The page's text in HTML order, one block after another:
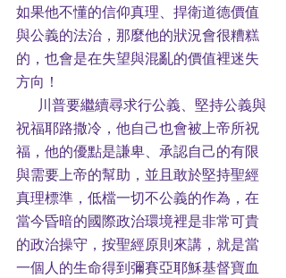
如果他不懂的信仰真理、捍衛道德價值
與公義的法治，那麼他的狀況會很糟糕
的，也會是在失望與混亂的價值裡迷失
方向！
祝福耶路撒冷，他自己也會被上帝所祝
福，他的優點是謙卑、承認自己的有限
與需要上帝的幫助，並且敢於堅持聖經
真理標準，低檔一切不公義的作為，在
當今昏暗的國際政治環境裡是非常可貴
的政治操守，按聖經原則來講，就是當
一個人的生命得到彌賽亞耶穌基督寶血